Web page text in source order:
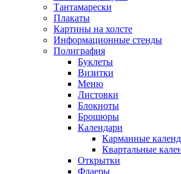
Тантамарески
Плакаты
Картины на холсте
Информационные стенды
Полиграфия
Буклеты
Визитки
Меню
Листовки
Блокноты
Брошюры
Календари
Карманные
Квартальные
Открытки
Флаеры